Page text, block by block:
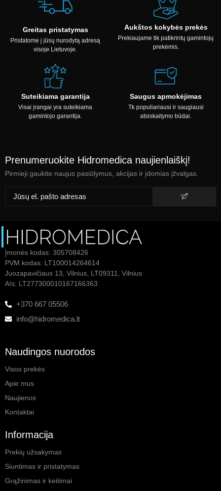
Greitas pristatymas
Pristatome į jūsų nurodytą adresą
visoje Lietuvoje.
Aukštos kokybės prekės
Prekiaujame tik patikrintų gamintojų
prekėmis.
Suteikiama garantija
Visai įrangai yra suteikiama
gamintojo garantija.
Saugus apmokėjimas
Tk populiariausi ir saugiausi
atsiskaitymo būdai.
Prenumeruokite Hidromedica naujienlaiškį!
Pirmieji gaukite naujus pasiūlymus, akcijas ir įdomias įžvalgas.
Įmonės kodas: 305708426
PVM kodas: LT100014264614
Juozapavičiaus 13, Vilnius, LT09311, Vilnius
A/s: LT277300010167166363
+370 667 05506
info@hidromedica.lt
Naudingos nuorodos
Visos prekės
Apie mus
Naujienos
Kontaktai
Informacija
Prekių užsakymas
Siuntimas ir pristatymas
Grąžinimas ir keitimai